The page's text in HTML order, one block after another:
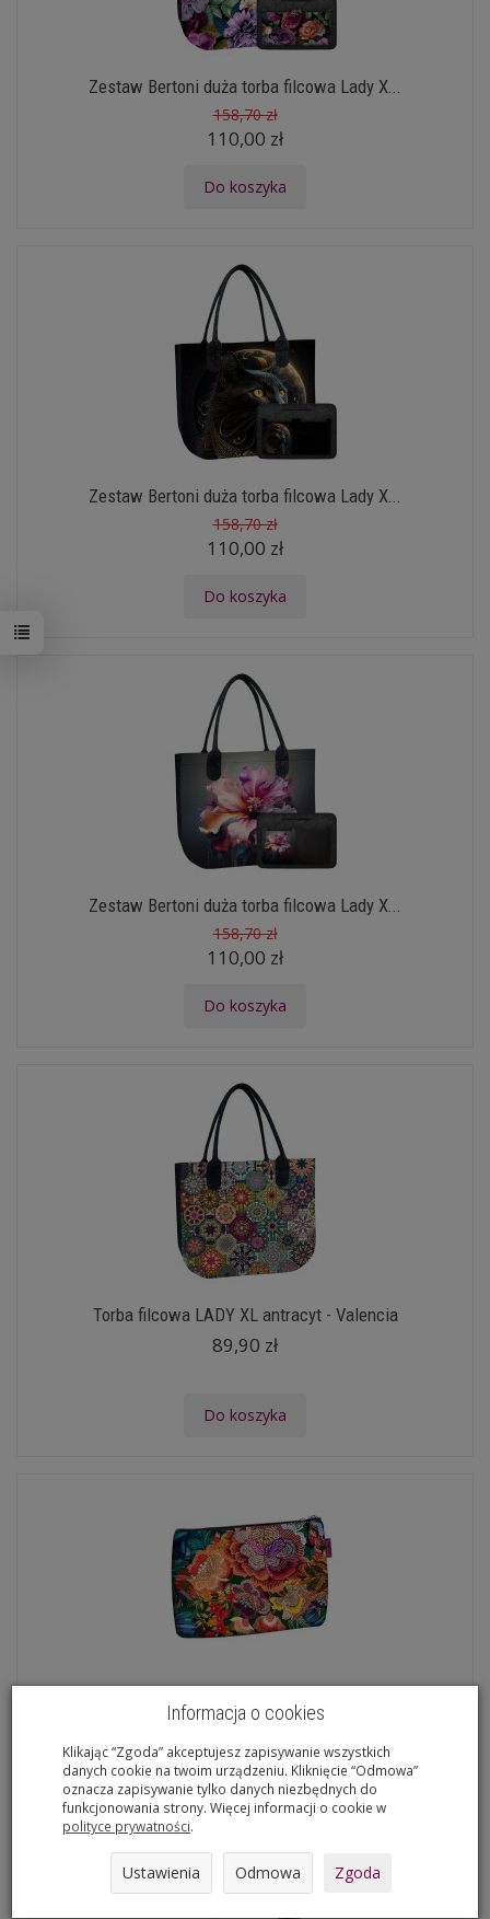
Zestaw Bertoni duża torba filcowa Lady X...
158,70 zł
110,00 zł
Do koszyka
Zestaw Bertoni duża torba filcowa Lady X...
158,70 zł
110,00 zł
Do koszyka
Zestaw Bertoni duża torba filcowa Lady X...
158,70 zł
110,00 zł
Do koszyka
Torba filcowa LADY XL antracyt - Valencia
89,90 zł
Do koszyka
Elegancka Kosmetyczka Solo, nadruk Corin...
47,90 zł
Informacja o cookies
Klikając “Zgoda” akceptujesz zapisywanie wszystkich
danych cookie na twoim urządzeniu. Kliknięcie “Odmowa”
oznacza zapisywanie tylko danych niezbędnych do
funkcjonowania strony. Więcej informacji o cookie w
polityce prywatności.
Ustawienia Odmowa Zgoda